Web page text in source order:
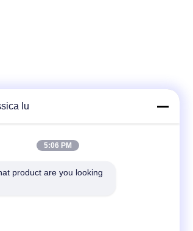
lu
5:06 PM
product are you looking